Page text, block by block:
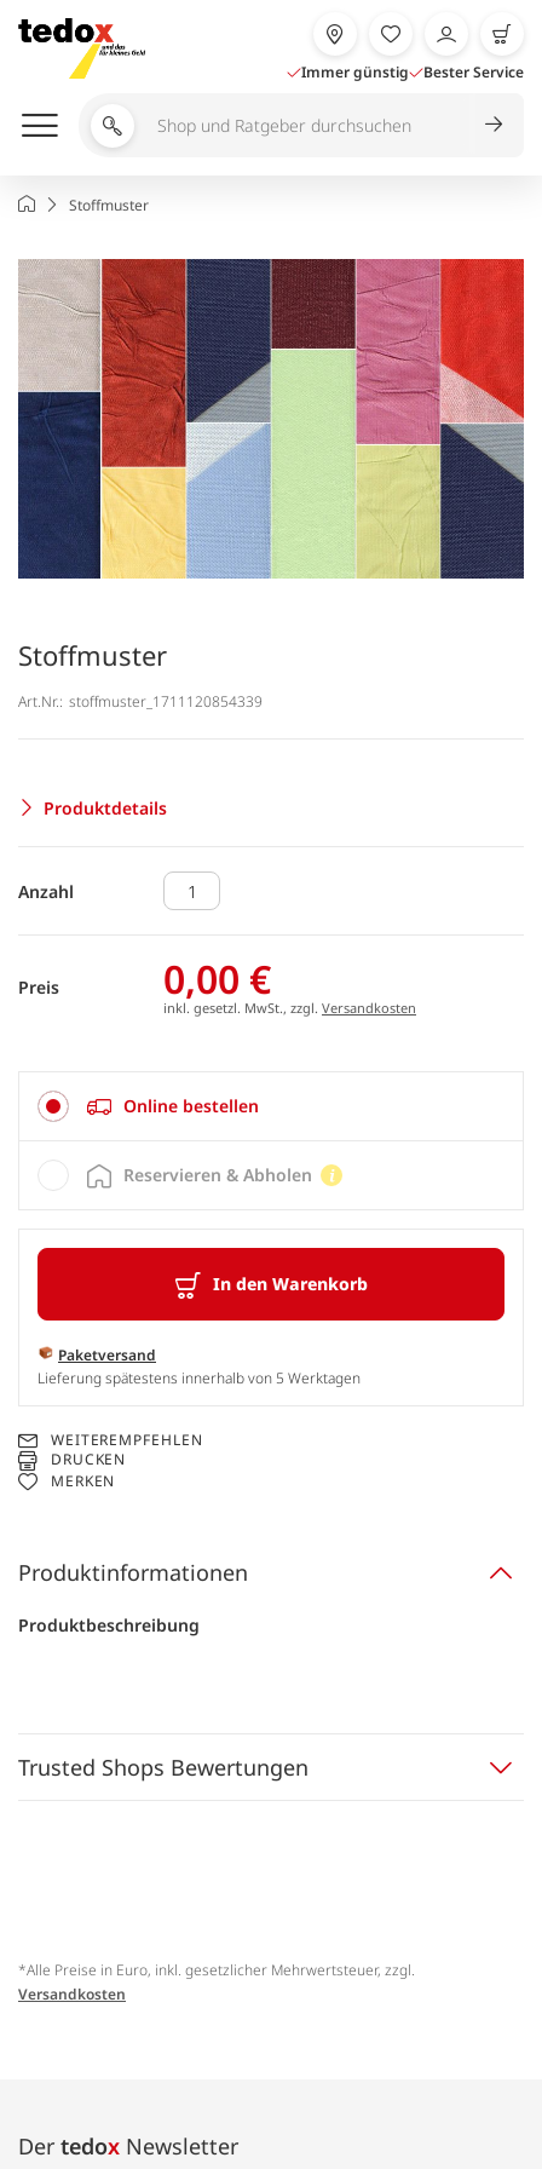
Inhalt
springen
Immer günstig Bester Service
Shop
Ratgeber
StartseiteStoffmuster
Stoffmuster
Art.Nr.: stoffmuster_1711120854339
Produktdetails
Anzahl
Preis 0,00 €
inkl. gesetzl. MwSt., zzgl. Versandkosten
Online bestellen
In den Warenkorb
Paketversand
Lieferung spätestens innerhalb von 5 Werktagen
Reservieren & Abholen
WEITEREMPFEHLEN
DRUCKEN
MERKEN
Produktinformationen
Produktbeschreibung
Trusted Shops Bewertungen
*Alle Preise in Euro, inkl. gesetzlicher Mehrwertsteuer, zzgl.
Versandkosten
Der tedox Newsletter